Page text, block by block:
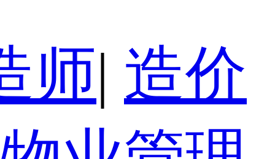
师| 造价